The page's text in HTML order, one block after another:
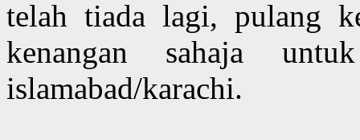
telah tiada lagi, pulang
kenangan sahaja
islamabad/karachi.